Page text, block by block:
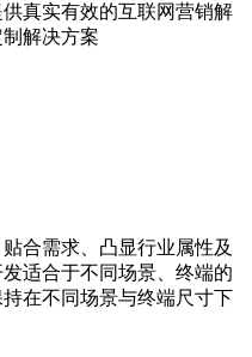
真实有效的互联网营销解
解决方案
合需求、凸显行业属性及
适合于不同场景、终端的
在不同场景与终端尺寸下